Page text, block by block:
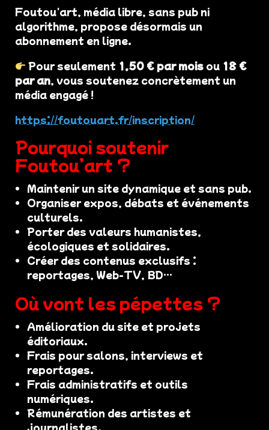
Foutou'art, média libre, sans pub ni
algorithme, propose désormais un
abonnement en ligne.
Pour seulement 1,50 € par mois ou 18 €
par an, vous soutenez concrètement un
média engagé !
https://foutouart.fr/inscription/
Pourquoi soutenir
Foutou’art ?
Maintenir un site dynamique et sans pub.
Organiser expos, débats et événements
culturels.
Porter des valeurs humanistes,
écologiques et solidaires.
Créer des contenus exclusifs :
reportages, Web-TV, BD…
Où vont les pépettes ?
Amélioration du site et projets
éditoriaux.
Frais pour salons, interviews et
reportages.
Frais administratifs et outils
numériques.
Rémunération des artistes et